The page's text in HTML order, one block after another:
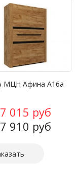
МЦН Афина А16а
015 руб
910 руб